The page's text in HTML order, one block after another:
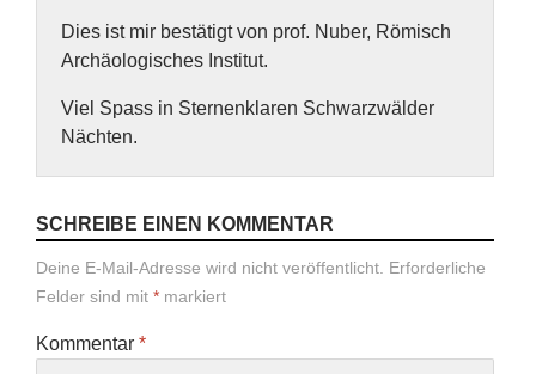
Dies ist mir bestätigt von prof. Nuber, Römisch
Archäologisches Institut.
Viel Spass in Sternenklaren Schwarzwälder
Nächten.
SCHREIBE EINEN KOMMENTAR
Deine E-Mail-Adresse wird nicht veröffentlicht. Erforderliche
Felder sind mit * markiert
Kommentar *